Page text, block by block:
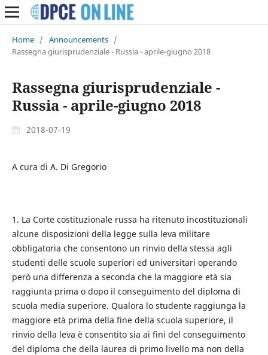
Home / Announcements /
Rassegna giurisprudenziale - Russia - aprile-giugno 2018
Rassegna giurisprudenziale -
Russia - aprile-giugno 2018
2018-07-19
A cura di A. Di Gregorio
1. La Corte costituzionale russa ha ritenuto incostituzionali
alcune disposizioni della legge sulla leva militare
obbligatoria che consentono un rinvio della stessa agli
studenti delle scuole superiori ed universitari operando
però una differenza a seconda che la maggiore età sia
raggiunta prima o dopo il conseguimento del diploma di
scuola media superiore. Qualora lo studente raggiunga la
maggiore età prima della fine della scuola superiore, il
rinvio della leva è consentito sia ai fini del conseguimento
del diploma che della laurea di primo livello ma non della